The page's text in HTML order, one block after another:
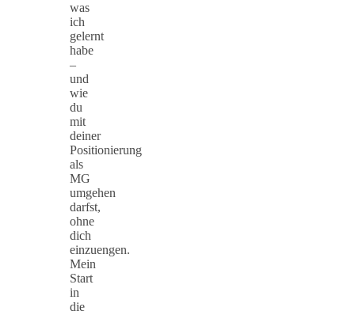
was
ich
gelernt
habe
–
und
wie
du
mit
deiner
Positionierung
als
MG
umgehen
darfst,
ohne
dich
einzuengen.
Mein
Start
in
die